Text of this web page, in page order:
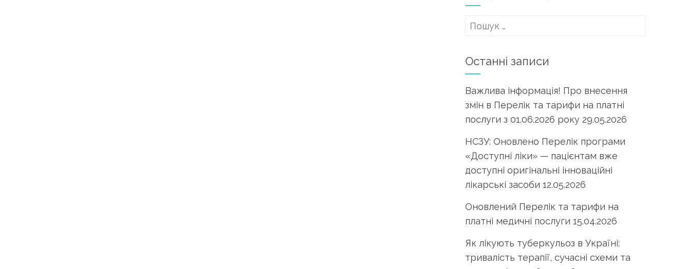
Пошук:
Останні записи
Важлива інформація! Про внесення
змін в Перелік та тарифи на платні
послуги з 01.06.2026 року 29.05.2026
НСЗУ: Оновлено Перелік програми
«Доступні ліки» — пацієнтам вже
доступні оригінальні інноваційні
лікарські засоби 12.05.2026
Оновлений Перелік та тарифи на
платні медичні послуги 15.04.2026
Як лікують туберкульоз в Україні:
тривалість терапії, сучасні схеми та